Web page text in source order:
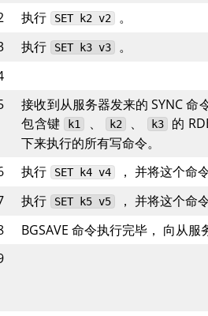
执行 SET k2 v2
。
执行 SET k3 v3
。
接收到从服务器发来的SYNC命
包含键
k1 、 k2 、 k3
的
下来执行的所有写命令。
执行 SET k4 v4
， 并将这个命
执行 SET k5 v5
， 并将这个命
BGSAVE 命令执行完毕， 向从服